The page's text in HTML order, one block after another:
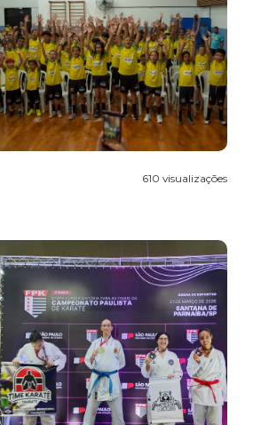
610 visualizações